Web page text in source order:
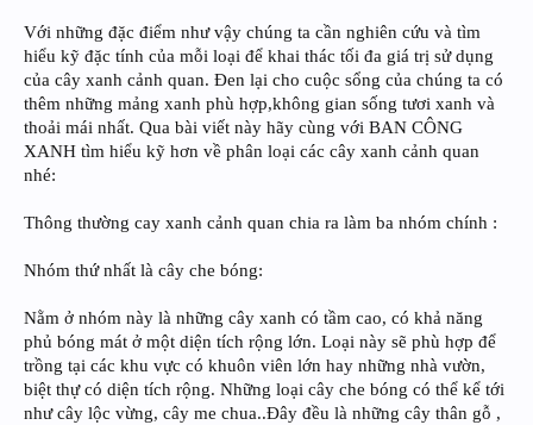
Với những đặc điểm như vậy chúng ta cần nghiên cứu và tìm
hiểu kỹ đặc tính của mỗi loại để khai thác tối đa giá trị sử dụng
của cây xanh cảnh quan. Đen lại cho cuộc sổng của chúng ta có
thêm những mảng xanh phù hợp,không gian sống tươi xanh và
thoải mái nhất. Qua bài viết này hãy cùng với BAN CÔNG
XANH tìm hiểu kỹ hơn về phân loại các cây xanh cảnh quan
nhé:
Thông thường cay xanh cảnh quan chia ra làm ba nhóm chính :
Nhóm thứ nhất là cây che bóng:
Nằm ở nhóm này là những cây xanh có tầm cao, có khả năng
phủ bóng mát ở một diện tích rộng lớn. Loại này sẽ phù hợp để
trồng tại các khu vực có khuôn viên lớn hay những nhà vườn,
biệt thự có diện tích rộng. Những loại cây che bóng có thể kể tới
như cây lộc vừng, cây me chua..Đây đều là những cây thân gỗ ,